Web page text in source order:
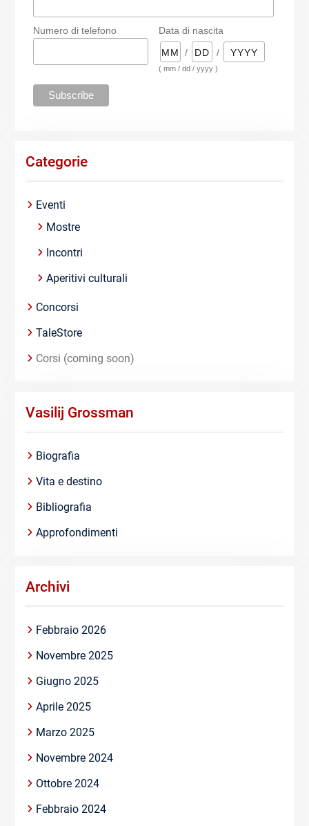
Numero di telefono
Data di nascita
/
/
( mm / dd / yyyy )
Categorie
Eventi
Mostre
Incontri
Aperitivi culturali
Concorsi
TaleStore
Corsi (coming soon)
Vasilij Grossman
Biografia
Vita e destino
Bibliografia
Approfondimenti
Archivi
Febbraio 2026
Novembre 2025
Giugno 2025
Aprile 2025
Marzo 2025
Novembre 2024
Ottobre 2024
Febbraio 2024